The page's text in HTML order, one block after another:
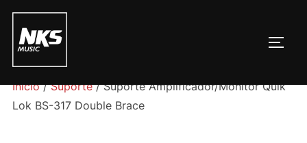
Pular
para
conteúdo
Início/Suporte/ Suporte Amplificador/Monitor Quik
Lok BS-317 Double Brace